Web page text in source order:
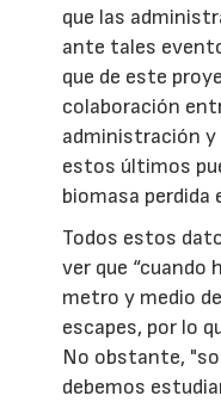
que las
ante tales
que de este
colaboración
administración y
estos últimos
biomasa perdida
Todos estos
ver que “cuando
metro y medio
escapes, por lo
No obstante,
debemos